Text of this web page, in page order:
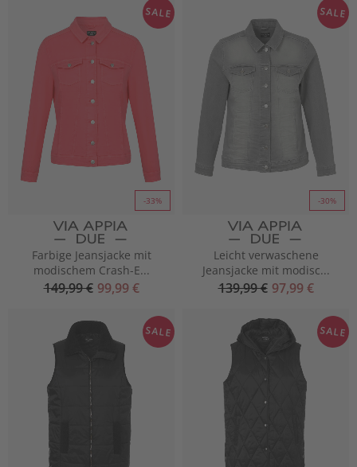
-33%
SALE
Farbige Jeansjacke mit
modischem Crash-E...
149,99 € 99,99 €
-30%
SALE
Leicht verwaschene
Jeansjacke mit modisc...
139,99 € 97,99 €
SALE SALE